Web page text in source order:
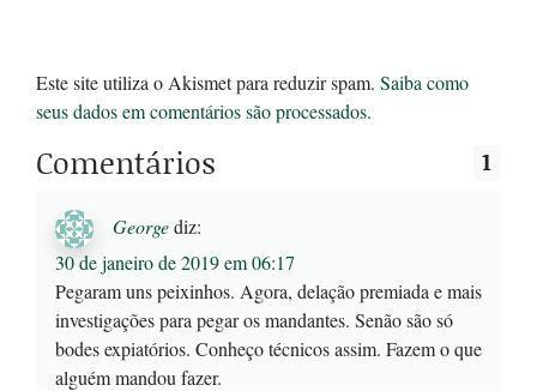
Este site utiliza o Akismet para reduzir spam. Saiba como
seus dados em comentários são processados.
Comentários 1
Georgediz:
30 de janeiro de 2019 em 06:17
Pegaram uns peixinhos. Agora, delação premiada e mais
investigações para pegar os mandantes. Senão são só
bodes expiatórios. Conheço técnicos assim. Fazem o que
alguém mandou fazer.